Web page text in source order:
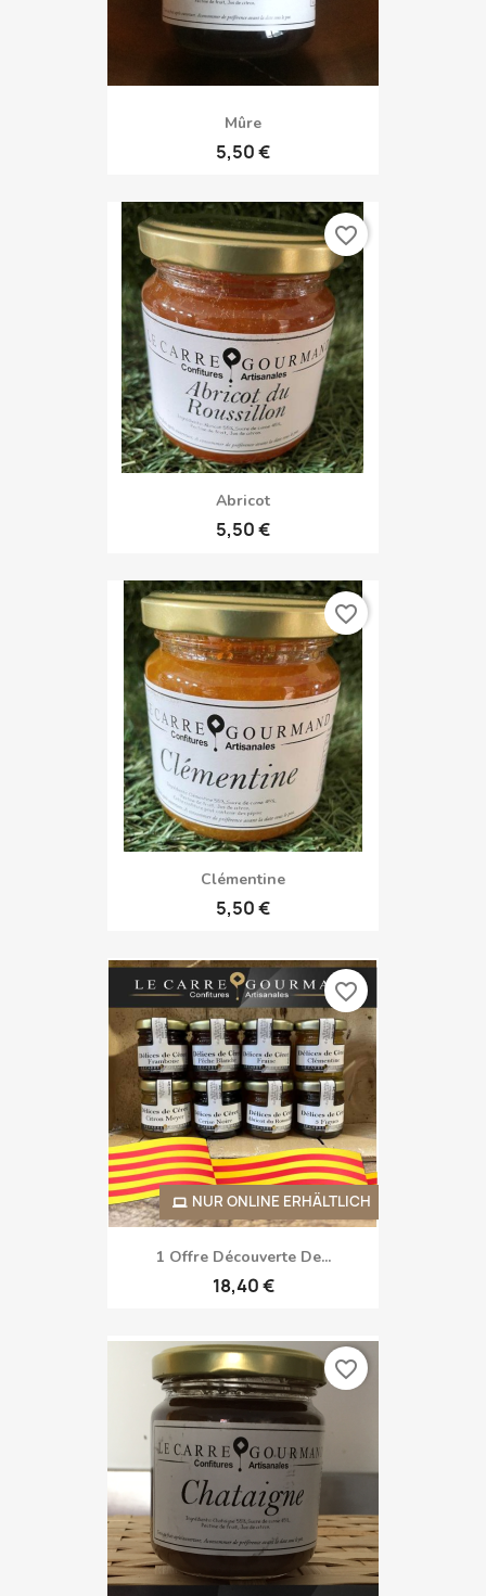
Mûre
5,50 €
Abricot
5,50 €
favorite_border
Clémentine
5,50 €
favorite_border
1 Offre Découverte De...
18,40 €
NUR ONLINE ERHÄLTLICH
favorite_border
favorite_border